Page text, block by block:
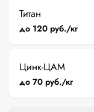
Титан
до 120 руб./кг
Цинк-ЦАМ
до 70 руб./кг